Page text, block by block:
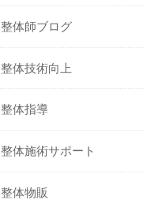
整体師ブログ
整体技術向上
整体指導
整体施術サポート
整体物販